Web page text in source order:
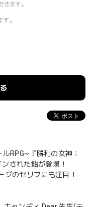
きます。
。
RPG~『勝利の女神：
された飴が登場！
ジのセリフにも注目！